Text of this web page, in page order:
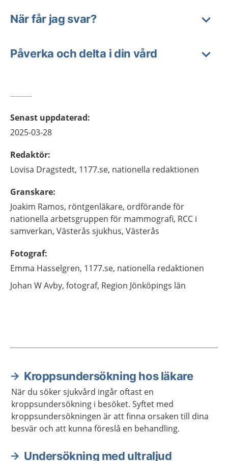
När får jag svar?
Påverka och delta i din vård
Senast uppdaterad:
2025-03-28
Redaktör:
Lovisa Dragstedt, 1177.se, nationella redaktionen
Granskare:
Joakim Ramos, röntgenläkare, ordförande för
nationella arbetsgruppen för mammografi, RCC i
samverkan, Västerås sjukhus, Västerås
Fotograf:
Emma Hasselgren, 1177.se, nationella redaktionen
Johan W Avby, fotograf, Region Jönköpings län
Aktuella artiklar
Kroppsundersökning hos läkare
När du söker sjukvård ingår oftast en
kroppsundersökning i besöket. Syftet med
kroppsundersökningen är att finna orsaken till dina
besvär och att kunna föreslå en behandling.
Undersökning med ultraljud